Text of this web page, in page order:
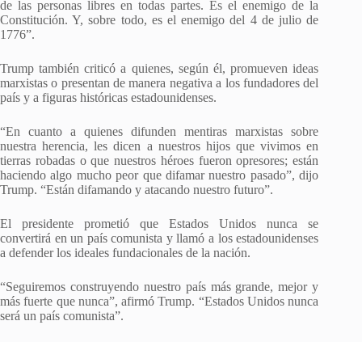
de las personas libres en todas partes. Es el enemigo de la
Constitución. Y, sobre todo, es el enemigo del 4 de julio de
1776”.
Trump también criticó a quienes, según él, promueven ideas
marxistas o presentan de manera negativa a los fundadores del
país y a figuras históricas estadounidenses.
“En cuanto a quienes difunden mentiras marxistas sobre
nuestra herencia, les dicen a nuestros hijos que vivimos en
tierras robadas o que nuestros héroes fueron opresores; están
haciendo algo mucho peor que difamar nuestro pasado”, dijo
Trump. “Están difamando y atacando nuestro futuro”.
El presidente prometió que Estados Unidos nunca se
convertirá en un país comunista y llamó a los estadounidenses
a defender los ideales fundacionales de la nación.
“Seguiremos construyendo nuestro país más grande, mejor y
más fuerte que nunca”, afirmó Trump. “Estados Unidos nunca
será un país comunista”.